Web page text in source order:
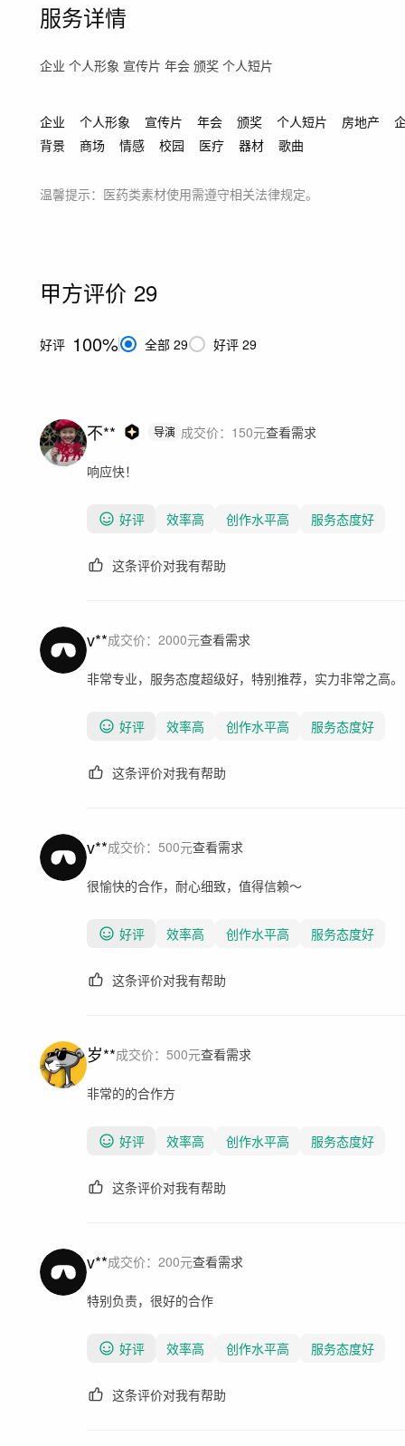
服务详情
企业 个人形象 宣传片 年会 颁奖 个人短片
企业 个人形象 宣传片 年会 颁奖 个人短片 房地产
背景
商场 情感 校园 医疗 器材 歌曲
温馨提示：医药类素材使用需遵守相关法律规定。
甲方评价 29
好评 100% 全部 29 好评 29
不** 导演 成交价： 150元查看需求
响应快！
好评 效率高 创作水平高 服务态度好
这条评价对我有帮助
v**成交价： 2000元查看需求
非常专业，服务态度超级好，特别推荐，实力非常之高。
好评 效率高 创作水平高 服务态度好
这条评价对我有帮助
v**成交价： 500元查看需求
很愉快的合作，耐心细致，值得信赖～
好评 效率高 创作水平高 服务态度好
这条评价对我有帮助
岁**成交价： 500元查看需求
非常的的合作方
好评 效率高 创作水平高 服务态度好
这条评价对我有帮助
v**成交价： 200元查看需求
特别负责，很好的合作
好评 效率高 创作水平高 服务态度好
这条评价对我有帮助